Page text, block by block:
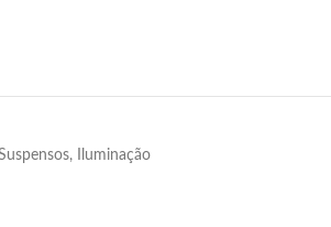
, Iluminação